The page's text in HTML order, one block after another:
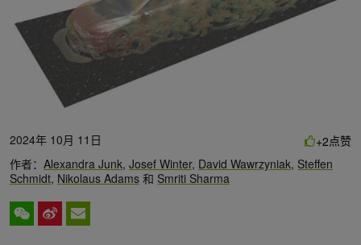
2024年 10月 11日
作者： Alexandra Junk, Josef Winter, David Wawrzyniak, Steffen
Schmidt, Nikolaus Adams 和 Smriti Sharma
+2点赞